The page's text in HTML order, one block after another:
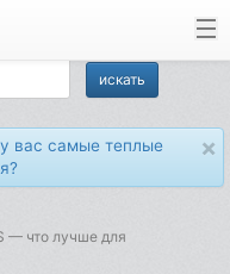
×
вас самые теплые
— что лучше для